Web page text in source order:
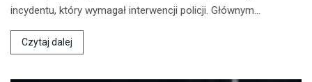
incydentu, który wymagał interwencji policji. Głównym…
Czytaj dalej